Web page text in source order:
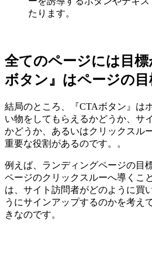
たります。
全てのページには目
ボタン』はページの目
結局のところ、『CTAボタン』は
い物をしてもらえるかどうか、サ
かどうか、あるいはクリックスル
重要な役割があるのです。。
例えば、ランディングページの目
ページのクリックスルーへ導くこ
は、サイト訪問者がどのように買
うにサインアップするのかを考え
きなのです。